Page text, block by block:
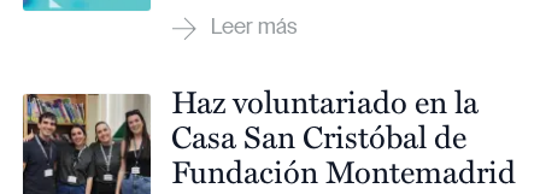
Haz voluntariado en la
Casa San Cristóbal de
Fundación Montemadrid